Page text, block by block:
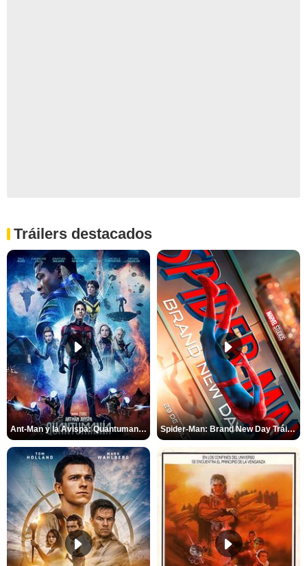
Tráilers destacados
Ant-Man y la Avispa: Quantumanía Tráiler (2) Spider-Man: Brand New Day Tráiler (3)